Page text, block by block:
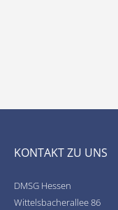
KONTAKT ZU UNS
DMSG Hessen
Wittelsbacherallee 86